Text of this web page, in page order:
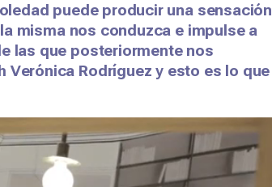
puede producir una sensación
misma nos conduzca e impulse a
las que posteriormente nos
Verónica Rodríguez y esto es lo que